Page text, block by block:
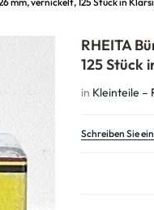
RHEITA
125 Stück
in Kleinteile –
Schreiben Sie